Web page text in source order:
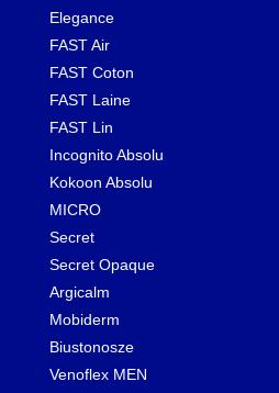
Elegance
FAST Air
FAST Coton
FAST Laine
FAST Lin
Incognito Absolu
Kokoon Absolu
MICRO
Secret
Secret Opaque
Argicalm
Mobiderm
Biustonosze
Venoflex MEN